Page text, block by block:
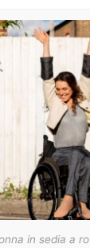
in sedia a